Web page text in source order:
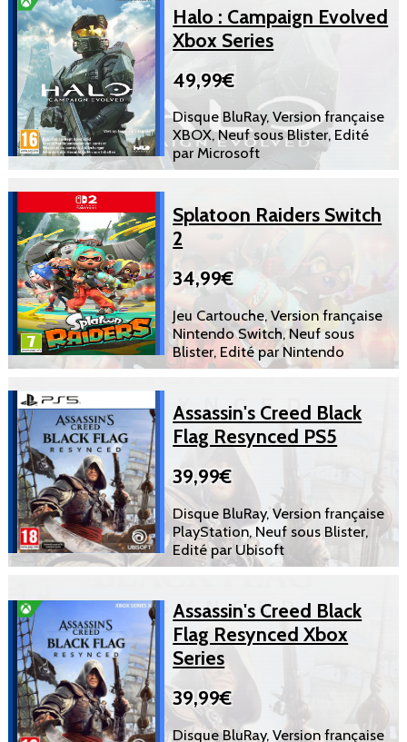
Halo : Campaign Evolved
Xbox Series
49,99€
Disque BluRay, Version française
XBOX, Neuf sous Blister, Edité
par Microsoft
Splatoon Raiders Switch
2
34,99€
Jeu Cartouche, Version française
Nintendo Switch, Neuf sous
Blister, Edité par Nintendo
Assassin's Creed Black
Flag Resynced PS5
39,99€
Disque BluRay, Version française
PlayStation, Neuf sous Blister,
Edité par Ubisoft
Assassin's Creed Black
Flag Resynced Xbox
Series
39,99€
Disque BluRay, Version française